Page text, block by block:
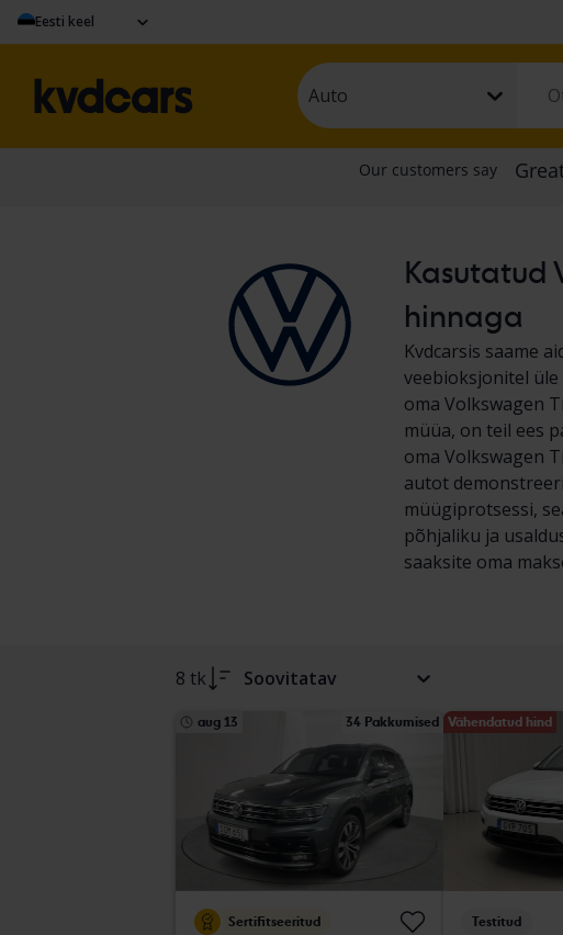
Eesti keel
Auto
Kasutatud
hinnaga
Kvdcarsis saame
veebioksjonitel üle
oma Volkswagen
müüa, on teil ees
oma Volkswagen
autot
müügiprotsessi,
põhjaliku ja
saaksite oma
8 tk Soovitatav
aug 13 34 Pakkumised
Sertifitseeritud
Vähendatud hind
Testitud